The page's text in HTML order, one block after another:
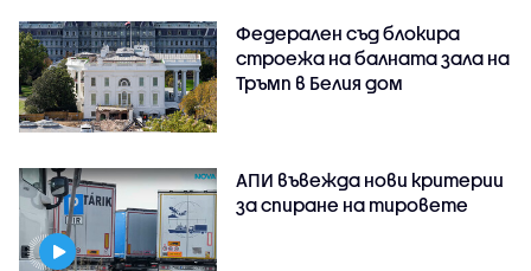
Федерален съд блокира
строежа на балната зала на
Тръмп в Белия дом
АПИ въвежда нови критерии
за спиране на тировете